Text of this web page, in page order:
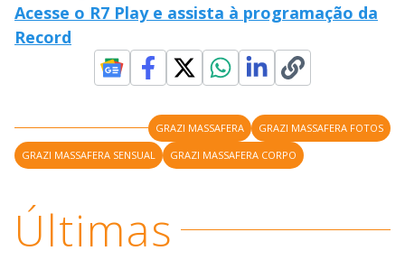
Acesse o R7 Play e assista à programação da
Record
GRAZI MASSAFERA
GRAZI MASSAFERA FOTOS
GRAZI MASSAFERA SENSUAL
GRAZI MASSAFERA CORPO
Últimas